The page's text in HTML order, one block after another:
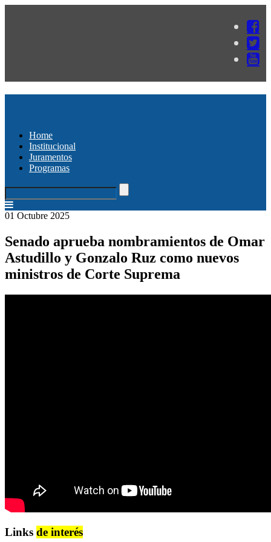
Home
Institucional
Juramentos
Programas
01 Octubre 2025
Senado aprueba nombramientos de Omar
Astudillo y Gonzalo Ruz como nuevos
ministros de Corte Suprema
Links de interés